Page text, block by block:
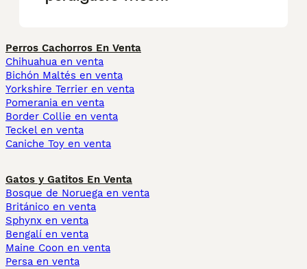
Perros Cachorros En Venta
Chihuahua en venta
Bichón Maltés en venta
Yorkshire Terrier en venta
Pomerania en venta
Border Collie en venta
Teckel en venta
Caniche Toy en venta
Gatos y Gatitos En Venta
Bosque de Noruega en venta
Británico en venta
Sphynx en venta
Bengalí en venta
Maine Coon en venta
Persa en venta